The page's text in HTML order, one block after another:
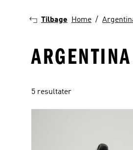
Tilbage Home
5 resultater